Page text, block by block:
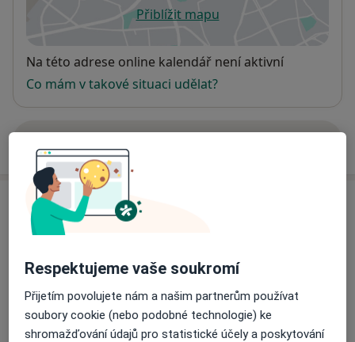
Přiblížit mapuse otevře v nové záložce
Dostupnost
Na této adrese online kalendář není aktivní
Co mám v takové situaci udělat?
Názory
15 názorů
Respektujeme vaše soukromí
Přijetím povolujete nám a našim partnerům používat
soubory cookie (nebo podobné technologie) ke
shromažďování údajů pro statistické účely a poskytování